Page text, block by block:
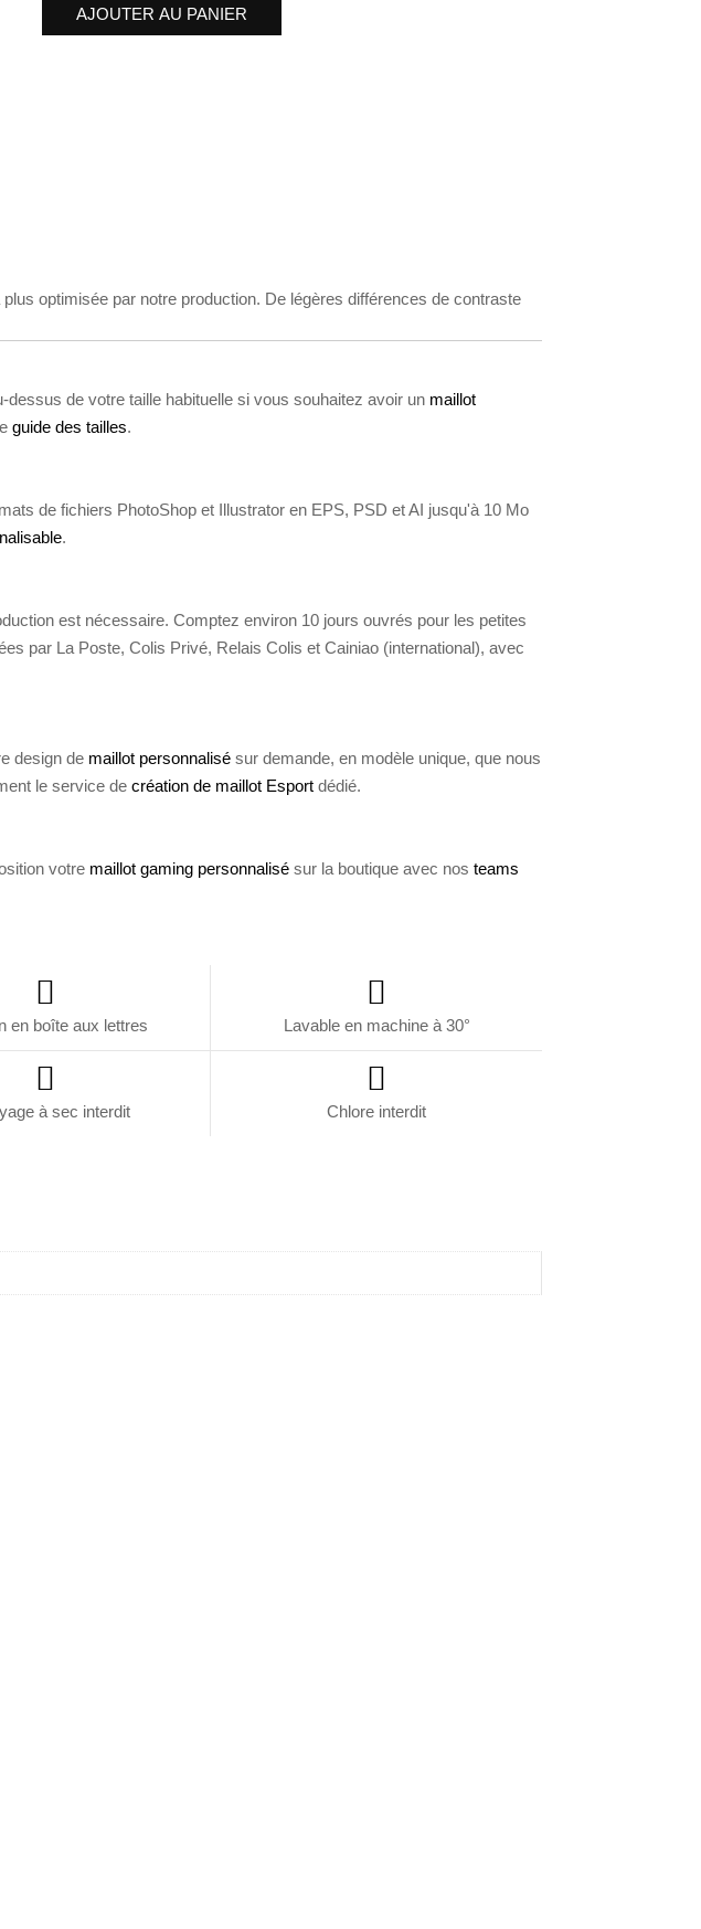
AJOUTER AU PANIER
optimisée par notre production. De légères différences de contraste
de votre taille habituelle si vous souhaitez avoir un maillot
guide des tailles.
de fichiers PhotoShop et Illustrator en EPS, PSD et AI jusqu'à 10 Mo
.
est nécessaire. Comptez environ 10 jours ouvrés pour les petites
par La Poste, Colis Privé, Relais Colis et Cainiao (international), avec
design de maillot personnalisé sur demande, en modèle unique, que nous
le service de création de maillot Esport dédié.
votre maillot gaming personnalisé sur la boutique avec nos teams
en boîte aux lettres Lavable en machine à 30°
à sec interdit Chlore interdit